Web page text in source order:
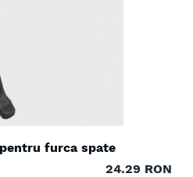
furca spate
24.29 RON